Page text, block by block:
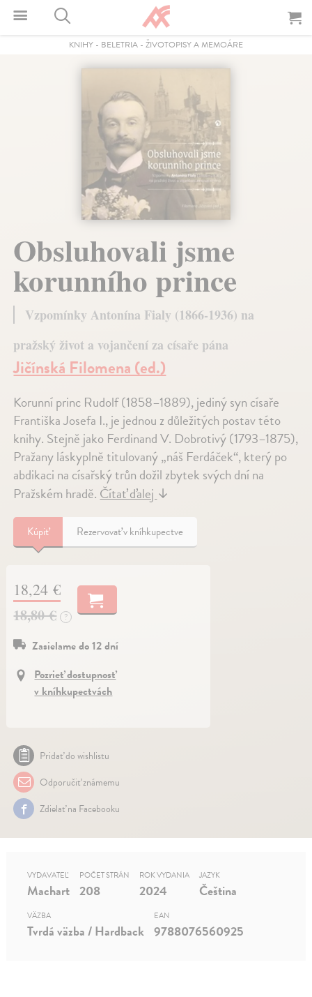
KNIHY - BELETRIA - ŽIVOTOPISY A MEMOÁRE
Obsluhovali jsme
korunního prince
Vzpomínky Antonína Fialy (1866-1936) na
pražský život a vojančení za císaře pána
Jičínská Filomena (ed.)
Korunní princ Rudolf (1858–1889), jediný syn císaře
Františka Josefa I., je jednou z důležitých postav této
knihy. Stejně jako Ferdinand V. Dobrotivý (1793–1875),
Pražany láskyplně titulovaný „náš Ferdáček“, který po
abdikaci na císařský trůn dožil zbytek svých dní na
Pražském hradě.Čítať ďalej↓
Kúpiť Rezervovať v kníhkupectve
18,24 €
18,80 €
?
Zasielame do 12 dní
Pozrieť dostupnosť
v kníhkupectvách
Pridať do wishlistu
Odporučiť známemu
Zdielať na Facebooku
VYDAVATEĽ
Machart
POČET STRÁN
208
ROK VYDANIA
2024
JAZYK
Čeština
VÄZBA
Tvrdá väzba / Hardback
EAN
9788076560925